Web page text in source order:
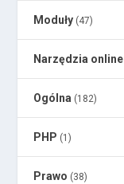
Moduły (47)
Narzędzia online
Ogólna (182)
PHP (1)
Prawo (38)